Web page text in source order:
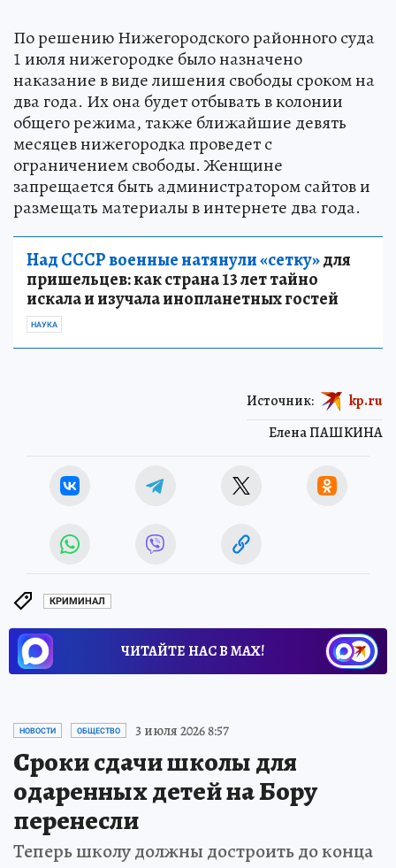
По решению Нижегородского районного суда
1 июля нижегородке было назначено
наказание в виде лишения свободы сроком на
два года. Их она будет отбывать в колонии
общего режима, также ближайшие девять
месяцев нижегородка проведет с
ограничением свободы. Женщине
запрещается быть администратором сайтов и
размещать материалы в интернете два года.
Над СССР военные натянули «сетку»для
пришельцев: как страна 13 лет тайно
искала и изучала инопланетных гостей
НАУКА
Елена ПАШКИНА
Источник: kp.ru
КРИМИНАЛ
ЧИТАЙТЕ НАС В МАХ!
НОВОСТИ ОБЩЕСТВО 3 июля 2026 8:57
Сроки сдачи школы для
одаренных детей на Бору
перенесли
Теперь школу должны достроить до конца